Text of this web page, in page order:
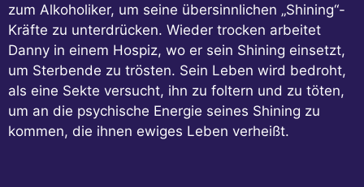
zum Alkoholiker, um seine übersinnlichen „Shining“-
Kräfte zu unterdrücken. Wieder trocken arbeitet
Danny in einem Hospiz, wo er sein Shining einsetzt,
um Sterbende zu trösten. Sein Leben wird bedroht,
als eine Sekte versucht, ihn zu foltern und zu töten,
um an die psychische Energie seines Shining zu
kommen, die ihnen ewiges Leben verheißt.